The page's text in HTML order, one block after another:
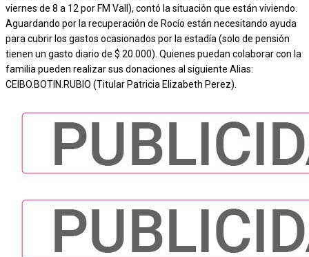
viernes de 8 a 12 por FM Vall), contó la situación que están viviendo.
Aguardando por la recuperación de Rocío están necesitando ayuda
para cubrir los gastos ocasionados por la estadía (solo de pensión
tienen un gasto diario de $ 20.000). Quienes puedan colaborar con la
familia pueden realizar sus donaciones al siguiente Alias:
CEIBO.BOTIN.RUBIO (Titular Patricia Elizabeth Perez).